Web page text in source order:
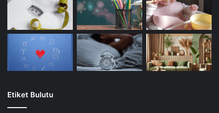
Etiket Bulutu